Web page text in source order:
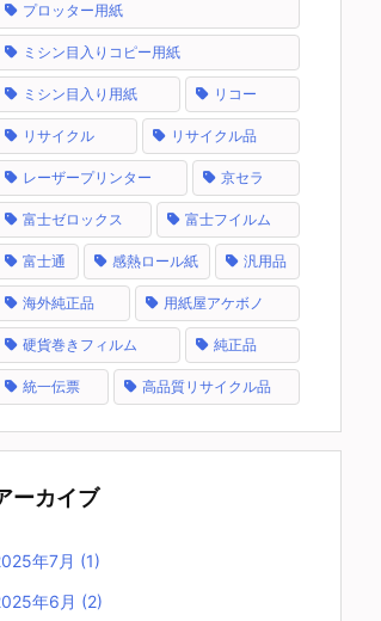
プロッター用紙
ミシン目入りコピー用紙
ミシン目入り用紙 リコー
リサイクル リサイクル品
レーザープリンター 京セラ
富士ゼロックス 富士フイルム
富士通 感熱ロール紙 汎用品
海外純正品 用紙屋アケボノ
硬貨巻きフィルム 純正品
統一伝票 高品質リサイクル品
ーカイブ
年7月 (1)
年6月 (2)